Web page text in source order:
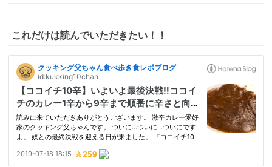
これだけは読んでいただきたい！！